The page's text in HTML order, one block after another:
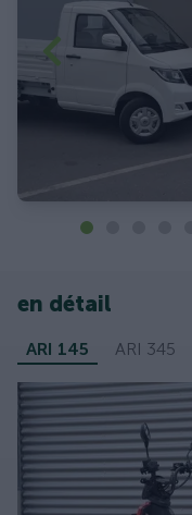
en détail
ARI 145 ARI 345